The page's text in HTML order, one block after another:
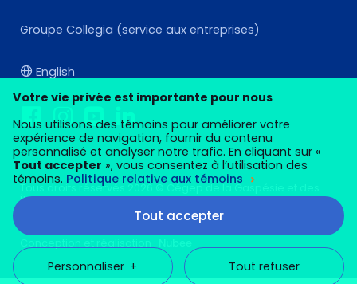
Groupe Collegia (service aux entreprises)
English
Tous droits réservés 2026 © Cégep de la Gaspésie et des
Îles
Mes préférences cookies
Votre vie privée est importante pour nous
Nous utilisons des témoins pour améliorer votre
expérience de navigation, fournir du contenu
personnalisé et analyser notre trafic. En cliquant sur «
Tout accepter », vous consentez à l’utilisation des
témoins. Politique relative aux témoins
Personnaliser + Tout refuser
Tout accepter